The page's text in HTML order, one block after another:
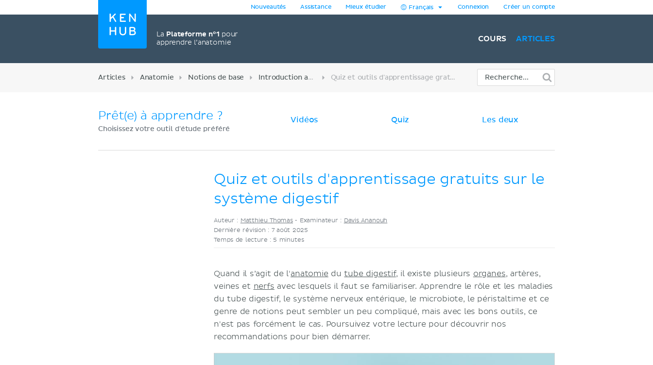
La Plateforme n°1 pour
apprendre l’anatomie
Nouveautés Assistance Mieux étudier Français Connexion Créer un compte
COURS ARTICLES
Articles Anatomie Notions de base Introduction aux autres systèmes Quiz et outils d'apprentissage gratuits sur le système digestif
Prêt(e) à apprendre ?
Choisissez votre outil d'étude préféré
Vidéos Quiz Les deux
Quiz et outils d'apprentissage gratuits sur le
système digestif
Auteur : Matthieu Thomas• Examinateur : Davis Ananouh
Dernière révision : 7 août 2025
Temps de lecture : 5 minutes
Quand il s’agit de l'anatomie dutube digestif, il existe plusieurs organes, artères,
veines et nerfs avec lesquels il faut se familiariser. Apprendre le rôle et les maladies
du tube digestif, le système nerveux entérique, le microbiote, le péristaltime et ce
genre de notions peut sembler un peu compliqué, mais avec les bons outils, ce
n'est pas forcément le cas. Poursuivez votre lecture pour découvrir nos
recommandations pour bien démarrer.